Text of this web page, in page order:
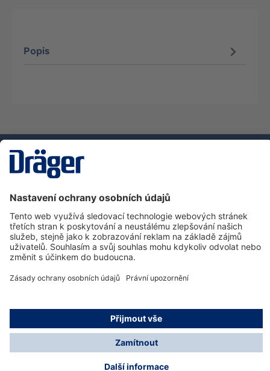
Popis
Zákaznická infolinka
O společnosti Dräger
Informace
© Dräger Safety s.r.o., 2025
* Všechny ceny bez DPH plus náklady na dopravu a
možné poplatky za doručení, pokud není uvedeno jinak.